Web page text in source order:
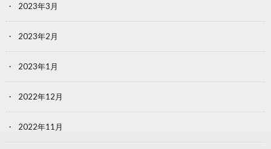
2023年3月
2023年2月
2023年1月
2022年12月
2022年11月